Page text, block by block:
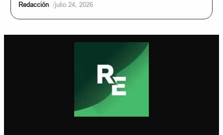
Redacción /julio 24, 2026